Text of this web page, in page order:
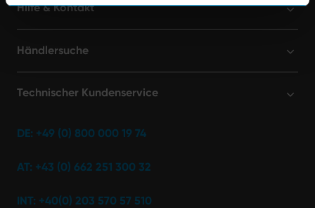
Hilfe & Kontakt
Händlersuche
Technischer Kundenservice
DE: +49 (0) 800 000 19 74
AT: +43 (0) 662 251 300 32
INT: +40(0) 203 570 57 510